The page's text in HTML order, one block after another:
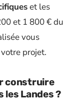
et les
et 1 800 € du
vous
projet.
construire
les Landes ?